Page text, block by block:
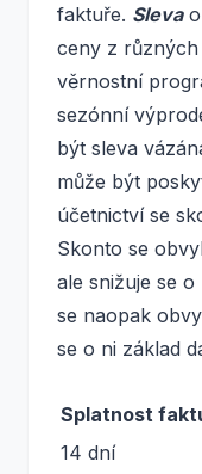
faktuře. Sleva
ceny z různých
věrnostní
sezónní
být sleva
může být
účetnictví se
Skonto se
ale snižuje se
se naopak
se o ni základ
Splatnost
14 dní